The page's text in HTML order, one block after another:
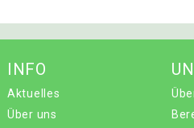
INFO
Aktuelles
Über uns